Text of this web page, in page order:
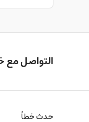
التواصل مع
حدث خطأ